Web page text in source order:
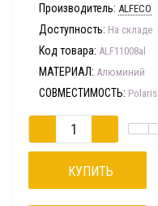
Производитель: ALFECO
Доступность: На складе
Код товара: ALF11008al
МАТЕРИАЛ: Алюминий
СОВМЕСТИМОСТЬ: Polaris
КУПИТЬ